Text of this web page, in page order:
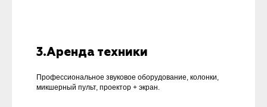
3.Аренда техники
Профессиональное звуковое оборудование, колонки,
микшерный пульт, проектор + экран.